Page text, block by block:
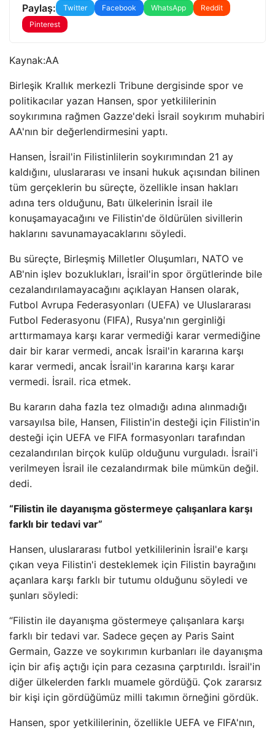
Paylaş: Twitter Facebook WhatsApp
Reddit
Pinterest
Kaynak:AA
Birleşik Krallık merkezli Tribune dergisinde spor ve
politikacılar yazan Hansen, spor yetkililerinin
soykırımına rağmen Gazze'deki İsrail soykırım muhabiri
AA'nın bir değerlendirmesini yaptı.
Hansen, İsrail'in Filistinlilerin soykırımından 21 ay
kaldığını, uluslararası ve insani hukuk açısından bilinen
tüm gerçeklerin bu süreçte, özellikle insan hakları
adına ters olduğunu, Batı ülkelerinin İsrail ile
konuşamayacağını ve Filistin'de öldürülen sivillerin
haklarını savunamayacaklarını söyledi.
Bu süreçte, Birleşmiş Milletler Oluşumları, NATO ve
AB'nin işlev bozuklukları, İsrail'in spor örgütlerinde bile
cezalandırılamayacağını açıklayan Hansen olarak,
Futbol Avrupa Federasyonları (UEFA) ve Uluslararası
Futbol Federasyonu (FIFA), Rusya'nın gerginliği
arttırmamaya karşı karar vermediği karar vermediğine
dair bir karar vermedi, ancak İsrail'in kararına karşı
karar vermedi, ancak İsrail'in kararına karşı karar
vermedi. İsrail. rica etmek.
Bu kararın daha fazla tez olmadığı adına alınmadığı
varsayılsa bile, Hansen, Filistin'in desteği için Filistin'in
desteği için UEFA ve FIFA formasyonları tarafından
cezalandırılan birçok kulüp olduğunu vurguladı. İsrail'i
verilmeyen İsrail ile cezalandırmak bile mümkün değil.
dedi.
“Filistin ile dayanışma göstermeye çalışanlara karşı
farklı bir tedavi var”
Hansen, uluslararası futbol yetkililerinin İsrail'e karşı
çıkan veya Filistin'i desteklemek için Filistin bayrağını
açanlara karşı farklı bir tutumu olduğunu söyledi ve
şunları söyledi:
“Filistin ile dayanışma göstermeye çalışanlara karşı
farklı bir tedavi var. Sadece geçen ay Paris Saint
Germain, Gazze ve soykırımın kurbanları ile dayanışma
için bir afiş açtığı için para cezasına çarptırıldı. İsrail'in
diğer ülkelerden farklı muamele gördüğü. Çok zararsız
bir kişi için gördüğümüz milli takımın örneğini gördük.
Hansen, spor yetkililerinin, özellikle UEFA ve FIFA'nın,